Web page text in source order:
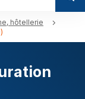
hôtellerie